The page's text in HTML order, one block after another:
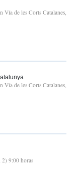
Vía de les Corts Catalanes,
Vía de les Corts Catalanes,
9:00 horas